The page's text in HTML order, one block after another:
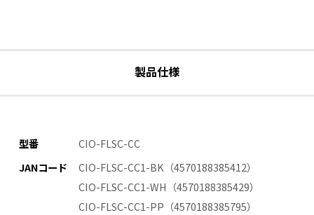
製品仕様
型番
CIO-FLSC-CC
JANコード
CIO-FLSC-CC1-BK（4570188385412）
CIO-FLSC-CC1-WH（4570188385429）
CIO-FLSC-CC1-PP（4570188385795）